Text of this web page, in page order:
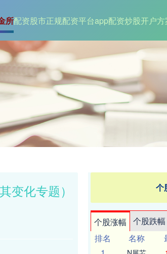
所配资股市正规配资平台app配资炒股开户方
变化专题）
个
个股涨幅 个股跌幅
排名
名称